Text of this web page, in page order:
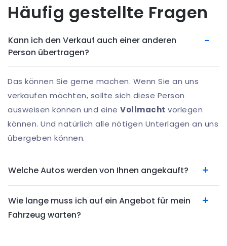
Häufig gestellte Fragen
Kann ich den Verkauf auch einer anderen
Person übertragen?
Das können Sie gerne machen. Wenn Sie an uns
verkaufen möchten, sollte sich diese Person
ausweisen können und eine Vollmacht vorlegen
können. Und natürlich alle nötigen Unterlagen an uns
übergeben können.
Welche Autos werden von Ihnen angekauft?
Wie lange muss ich auf ein Angebot für mein
Fahrzeug warten?